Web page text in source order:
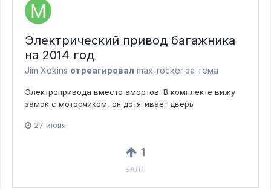
Электрический привод багажника
на 2014 год
Jim Xokins отреагировал max_rocker за тема
Электропривода вместо амортов. В комплекте вижу
замок с моторчиком, он дотягивает дверь
27 июня
1
БАЛЛ